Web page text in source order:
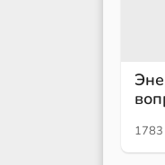
1783